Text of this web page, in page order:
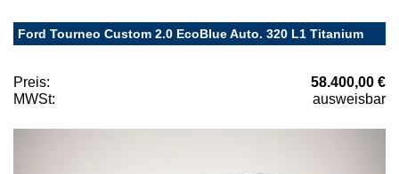
Ford Tourneo Custom 2.0 EcoBlue Auto. 320 L1 Titanium
Preis:
58.400,00 €
MWSt:
ausweisbar